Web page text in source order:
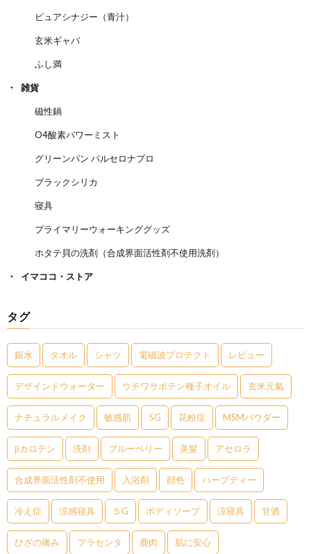
ピュアシナジー（青汁）
玄米ギャバ
ふし満
雑貨
磁性鍋
O4酸素パワーミスト
グリーンパン バルセロナプロ
ブラックシリカ
寝具
プライマリーウォーキンググッズ
ホタテ貝の洗剤（合成界面活性剤不使用洗剤）
イマココ・ストア
タグ
銀水 タオル シャツ 電磁波プロテクト レビュー
デザインドウォーター ウチワサボテン種子オイル 玄米元氣
ナチュラルメイク 敏感肌 5G 花粉症 MSMパウダー
βカロテン 洗剤 ブルーベリー 美髪 アセロラ
合成界面活性剤不使用 入浴剤 顔色 ハーブティー
冷え症 涼感寝具 ５G ボディソープ 涼寝具 甘酒
ひざの痛み プラセンタ 鹿肉 肌に安心